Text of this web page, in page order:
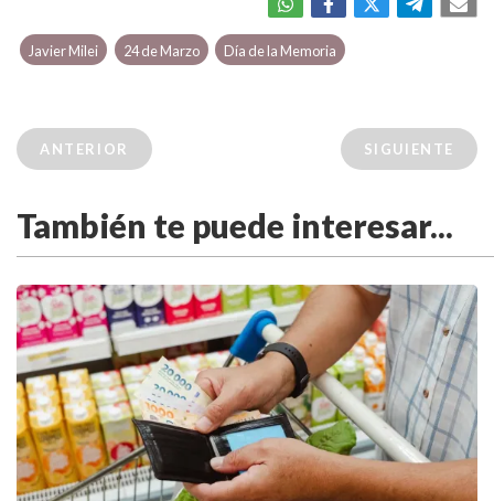
Javier Milei 24 de Marzo Día de la Memoria
ANTERIOR SIGUIENTE
También te puede interesar...